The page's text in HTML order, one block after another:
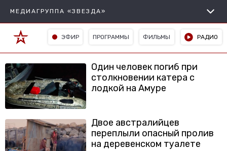
МЕДИАГРУППА «ЗВЕЗДА»
ЭФИР ПРОГРАММЫ ФИЛЬМЫ РАДИО
Один человек погиб при
столкновении катера с
лодкой на Амуре
Двое австралийцев
переплыли опасный пролив
на деревенском туалете